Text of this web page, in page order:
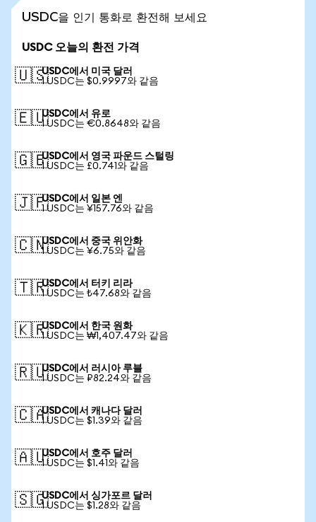
USDC을 인기 통화로 환전해 보세요
USDC 오늘의 환전 가격
🇺🇸USDC에서 미국 달러
1 USDC는 $0.9997와 같음
🇪🇺USDC에서 유로
1 USDC는 €0.8648와 같음
🇬🇧USDC에서 영국 파운드 스털링
1 USDC는 £0.741와 같음
🇯🇵USDC에서 일본 엔
1 USDC는 ¥157.76와 같음
🇨🇳USDC에서 중국 위안화
1 USDC는 ¥6.75와 같음
🇹🇷USDC에서 터키 리라
1 USDC는 ₺47.68와 같음
🇰🇷USDC에서 한국 원화
1 USDC는 ₩1,407.47와 같음
🇷🇺USDC에서 러시아 루블
1 USDC는 ₽82.24와 같음
🇨🇦USDC에서 캐나다 달러
1 USDC는 $1.39와 같음
🇦🇺USDC에서 호주 달러
1 USDC는 $1.41와 같음
🇸🇬USDC에서 싱가포르 달러
1 USDC는 $1.28와 같음